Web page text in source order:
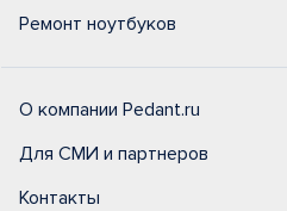
Ремонт ноутбуков
О компании Pedant.ru
Для СМИ и партнеров
Контакты